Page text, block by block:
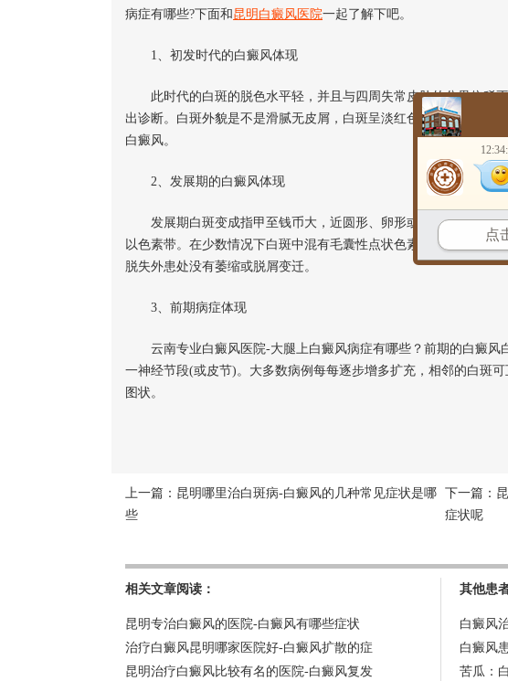
病症有哪些?下面和 昆明白癜风医院一起了解下吧。
1、初发时代的白癜风体现
此时代的白斑的脱色水平轻，并且与四周失常皮肤的分界依稀
出诊断。白斑外貌是不是滑腻无皮屑，白斑呈淡红色或乳白色，假
白癜风。
2、发展期的白癜风体现
发展期白斑变成指甲至钱币大，近圆形、卵形或不规则形，也
以色素带。在少数情况下白斑中混有毛囊性点状色素增殖，后者可
脱失外患处没有萎缩或脱屑变迁。
3、前期病症体现
云南专业白癜风医院-大腿上白癜风病症有哪些？前期的白癜风
一神经节段(或皮节)。大多数病例每每逐步增多扩充，相邻的白斑
图状。
上一篇： 昆明哪里治白斑病-白癜风的几种常见症状是哪
些
下一篇：
症状呢
相关文章阅读：
昆明专治白癜风的医院-白癜风有哪些症状
治疗白癜风昆明哪家医院好-白癜风扩散的症
昆明治疗白癜风比较有名的医院-白癜风复发
其他患
白癜风
白癜风
苦瓜：
点